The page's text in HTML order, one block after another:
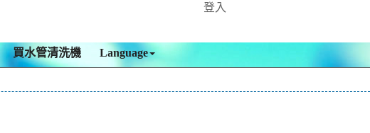
登入
買水管清洗機 Language